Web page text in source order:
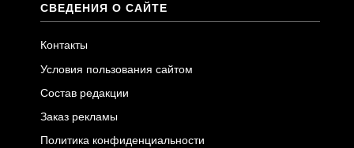
СВЕДЕНИЯ О САЙТЕ
Контакты
Условия пользования сайтом
Состав редакции
Заказ рекламы
Политика конфиденциальности